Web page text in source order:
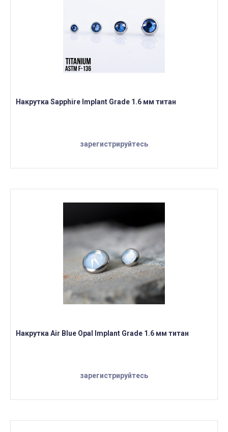
Накрутка Sapphire Implant Grade 1.6 мм титан
зарегистрируйтесь
Накрутка Air Blue Opal Implant Grade 1.6 мм титан
зарегистрируйтесь